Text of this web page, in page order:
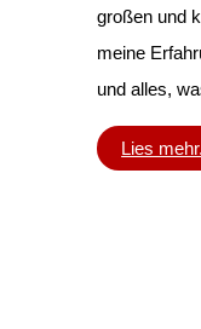
großen und
meine
und alles,
Lies